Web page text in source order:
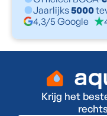
Jaarlijks5000
4,3/5 Google
Krijg het